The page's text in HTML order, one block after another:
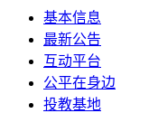
基本信息
最新公告
互动平台
公平在身边
投教基地